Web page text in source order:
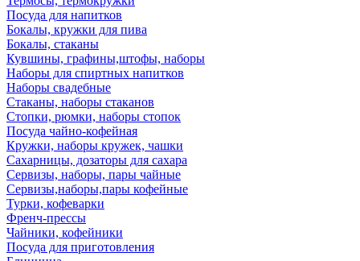
Посуда для напитков
Бокалы, кружки для пива
Бокалы, стаканы
Кувшины, графины,штофы, наборы
Наборы для спиртных напитков
Наборы свадебные
Стаканы, наборы стаканов
Стопки, рюмки, наборы стопок
Посуда чайно-кофейная
Кружки, наборы кружек, чашки
Сахарницы, дозаторы для сахара
Сервизы, наборы, пары чайные
Сервизы,наборы,пары кофейные
Турки, кофеварки
Френч-прессы
Чайники, кофейники
Посуда для приготовления